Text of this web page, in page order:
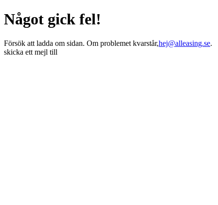
Något gick fel!
Försök att ladda om sidan. Om problemet kvarstår,hej@alleasing.se.
skicka ett mejl till